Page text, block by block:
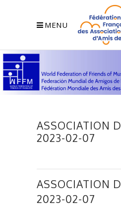
MENU
ASSOCIATION
2023-02-07
ASSOCIATION
2023-02-07